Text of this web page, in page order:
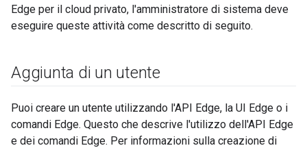
Edge per il cloud privato, l'amministratore di sistema deve
eseguire queste attività come descritto di seguito.
Aggiunta di un utente
Puoi creare un utente utilizzando l'API Edge, la UI Edge o i
comandi Edge. Questo che descrive l'utilizzo dell'API Edge
e dei comandi Edge. Per informazioni sulla creazione di